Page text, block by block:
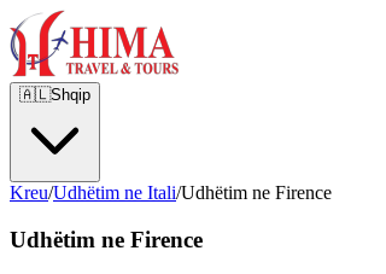
🇦🇱Shqip
Kreu/Udhëtim ne Itali/Udhëtim ne Firence
Udhëtim ne Firence